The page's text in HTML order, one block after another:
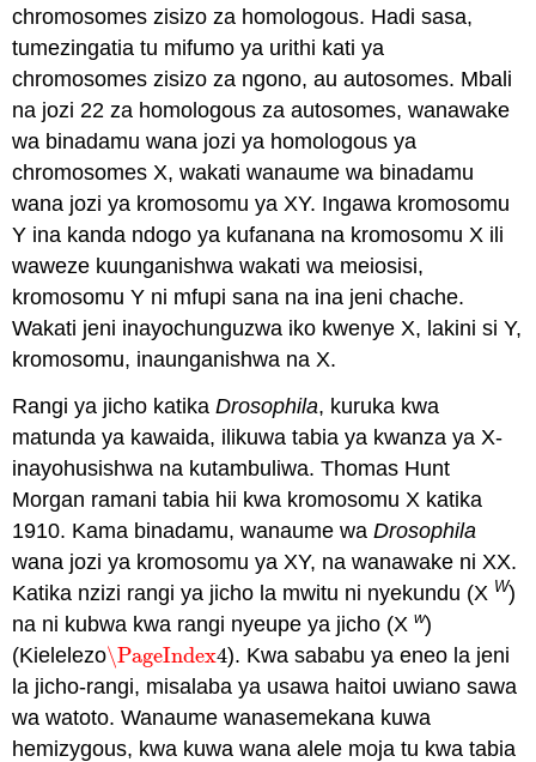
chromosomes zisizo za homologous. Hadi sasa,
tumezingatia tu mifumo ya urithi kati ya
chromosomes zisizo za ngono, au autosomes. Mbali
na jozi 22 za homologous za autosomes, wanawake
wa binadamu wana jozi ya homologous ya
chromosomes X, wakati wanaume wa binadamu
wana jozi ya kromosomu ya XY. Ingawa kromosomu
Y ina kanda ndogo ya kufanana na kromosomu X ili
waweze kuunganishwa wakati wa meiosisi,
kromosomu Y ni mfupi sana na ina jeni chache.
Wakati jeni inayochunguzwa iko kwenye X, lakini si Y,
kromosomu, inaunganishwa na X.
Rangi ya jicho katikaDrosophila, kuruka kwa
matunda ya kawaida, ilikuwa tabia ya kwanza ya X-
inayohusishwa na kutambuliwa. Thomas Hunt
Morgan ramani tabia hii kwa kromosomu X katika
1910. Kama binadamu, wanaume waDrosophila
wana jozi ya kromosomu ya XY, na wanawake ni XX.
Katika nzizi rangi ya jicho la mwitu ni nyekundu (X W)
na ni kubwa kwa rangi nyeupe ya jicho (Xw)
(Kielelezo\PageIndex4
\PageIndex4). Kwa sababu ya eneo la jeni
la jicho-rangi, misalaba ya usawa haitoi uwiano sawa
wa watoto. Wanaume wanasemekana kuwa
hemizygous, kwa kuwa wana alele moja tu kwa tabia